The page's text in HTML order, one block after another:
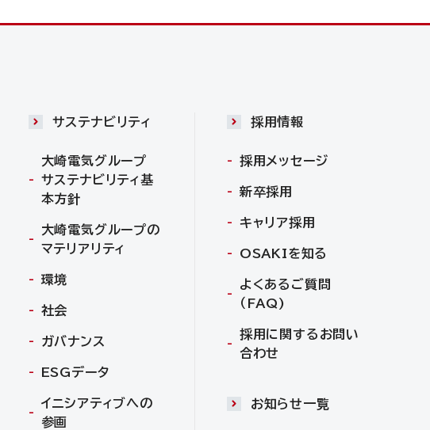
サステナビリティ
大崎電気グループ
サステナビリティ基
本方針
大崎電気グループの
マテリアリティ
環境
社会
ガバナンス
ESGデータ
イニシアティブへの
参画
採用情報
採用メッセージ
新卒採用
キャリア採用
OSAKIを知る
よくあるご質問
（FAQ)
採用に関するお問い
合わせ
お知らせ一覧